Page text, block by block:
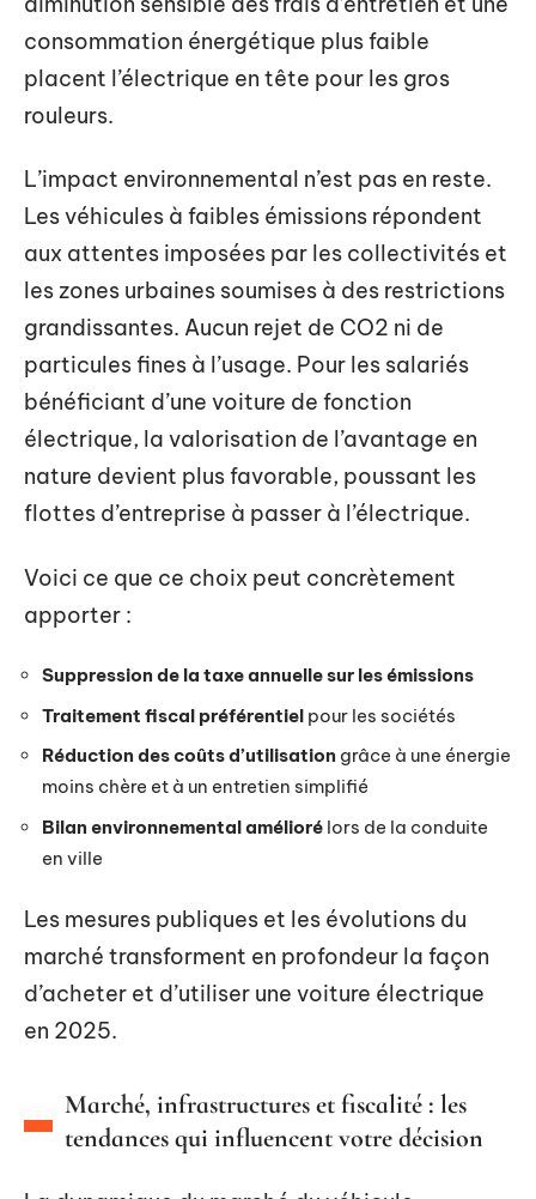
consommation énergétique plus faible
placent l’électrique en tête pour les gros
rouleurs.
L’impact environnemental n’est pas en reste.
Les véhicules à faibles émissions répondent
aux attentes imposées par les collectivités et
les zones urbaines soumises à des restrictions
grandissantes. Aucun rejet de CO2 ni de
particules fines à l’usage. Pour les salariés
bénéficiant d’une voiture de fonction
électrique, la valorisation de l’avantage en
nature devient plus favorable, poussant les
flottes d’entreprise à passer à l’électrique.
Voici ce que ce choix peut concrètement
apporter :
Suppression de la taxe annuelle sur les émissions
Traitement fiscal préférentiel pour les sociétés
Réduction des coûts d’utilisation grâce à une énergie
moins chère et à un entretien simplifié
Bilan environnemental amélioré lors de la conduite
en ville
Les mesures publiques et les évolutions du
marché transforment en profondeur la façon
d’acheter et d’utiliser une voiture électrique
en 2025.
Marché, infrastructures et fiscalité : les
tendances qui influencent votre décision